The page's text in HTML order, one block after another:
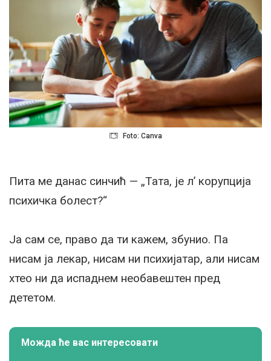
Foto: Canva
Пита ме данас синчић — „Тата, је л’ корупција
психичка болест?“
Ја сам се, право да ти кажем, збунио. Па
нисам ја лекар, нисам ни психијатар, али нисам
хтео ни да испаднем необавештен пред
дететом.
Можда ће вас интересовати